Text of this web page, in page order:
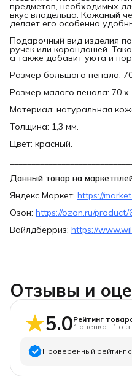
предметов, необходимых
вкус владельца. Кожаный
делает его особенно
Подарочный вид изделия
ручек или карандашей.
а также добавит уюта и
Размер большого пенала:
Размер малого пенала: 70
Материал: натуральная
Толщина: 1,3 мм.
Цвет: красный.
Данный товар на
Яндекс Маркет: https://
Озон: https://ozon.ru/product/
Вайлдберриз: https://
Отзывы и
5.0Рейтинг
1 оценка · 1
Проверенный рейтинг
5 звёзд